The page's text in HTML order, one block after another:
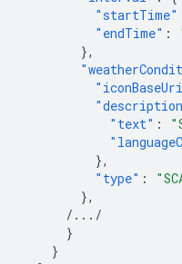
"startTime"
"endTime" :
},
"text" :
},
"type" :
},
/.../
}
}